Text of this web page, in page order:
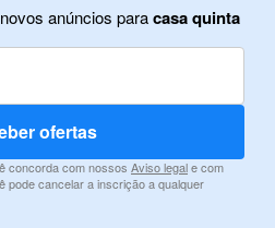
anúncios paracasa quinta
ofertas
concorda com nossos Aviso legale com
pode cancelar a inscrição a qualquer